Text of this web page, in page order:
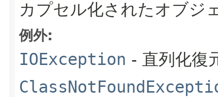
カプセル化されたオブジ
例外:
IOException - 直列化復